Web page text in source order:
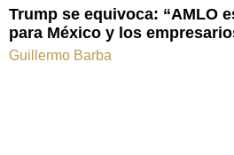
Trump se equivoca: “AMLO
para México y los
Guillermo Barba